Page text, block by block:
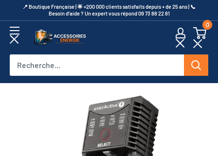
au
contenu
​📍​ Boutique Française | 🌟 +200 000 clients satisfaits depuis + de 25 ans | 📞​
Besoin d’aide ? Un expert vous répond 09 73 88 22 81
Accessoires
0